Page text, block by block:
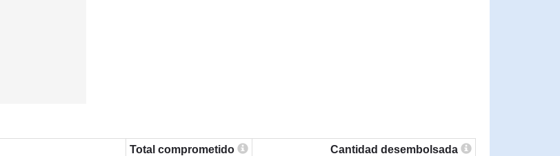
Total comprometido
Cantidad desembolsada